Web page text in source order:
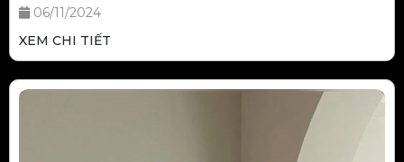
06/11/2024
XEM CHI TIẾT